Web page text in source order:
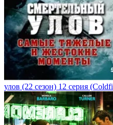
улов (22 сезон) 12 серия